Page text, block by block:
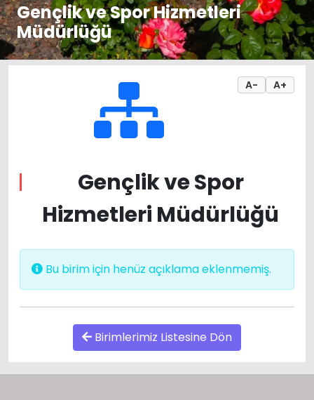
Gençlik ve Spor Hizmetleri
Müdürlüğü
A- A+
Gençlik ve Spor
Hizmetleri Müdürlüğü
Bu birim için henüz açıklama eklenmemiş.
Birimlerimiz Listesine Dön